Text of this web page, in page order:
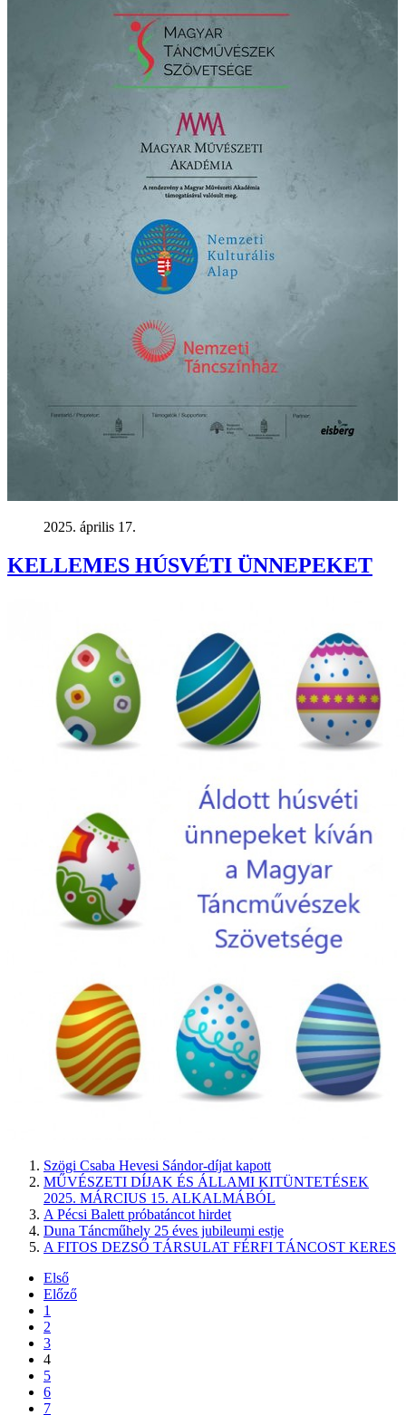
2025. április 17.
KELLEMES HÚSVÉTI ÜNNEPEKET
Szögi Csaba Hevesi Sándor-díjat kapott
MŰVÉSZETI DÍJAK ÉS ÁLLAMI KITÜNTETÉSEK
2025. MÁRCIUS 15. ALKALMÁBÓL
A Pécsi Balett próbatáncot hirdet
Duna Táncműhely 25 éves jubileumi estje
A FITOS DEZSŐ TÁRSULAT FÉRFI TÁNCOST KERES
Első
Előző
1
2
3
4
5
6
7